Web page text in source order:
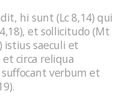
hi sunt (Lc 8,14) qui
et sollicitudo (Mt
istius saeculi et
circa reliqua
verbum et